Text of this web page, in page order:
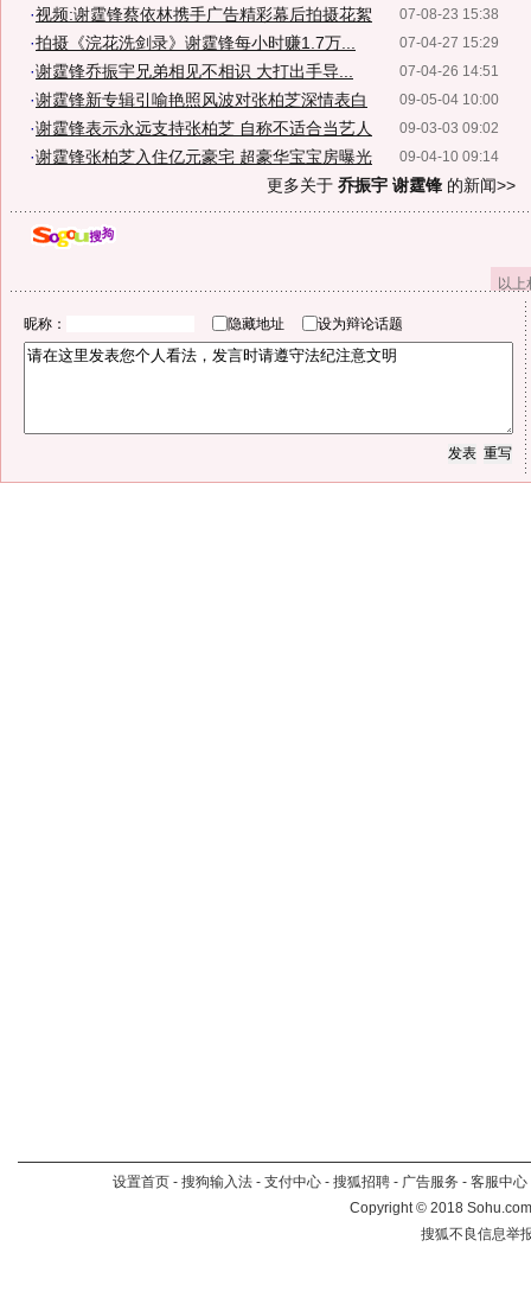
07-08-23 15:38
·视频:谢霆锋蔡依林携手广告精彩幕后拍摄花絮
07-04-27 15:29
·拍摄《浣花洗剑录》谢霆锋每小时赚1.7万...
07-04-26 14:51
·谢霆锋乔振宇兄弟相见不相识 大打出手导...
09-05-04 10:00
·谢霆锋新专辑引喻艳照风波对张柏芝深情表白
09-03-03 09:02
·谢霆锋表示永远支持张柏芝 自称不适合当艺人
09-04-10 09:14
·谢霆锋张柏芝入住亿元豪宅 超豪华宝宝房曝光
更多关于 乔振宇 谢霆锋 的新闻>>
以
昵称： 隐藏地址 设为辩论话题
设置首页 - 搜狗输入法 - 支付中心 - 搜狐招聘 - 广告服务 - 客服中心
Copyright©2018
搜狐不良信息举